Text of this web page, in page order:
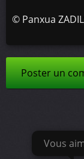
© Panxua
Poster un
Vous